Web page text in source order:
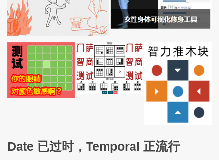
Date 已过时，Temporal 正流行